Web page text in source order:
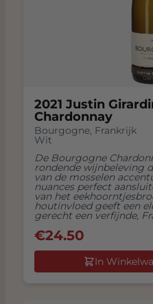
2021 Justin
Chardonnay
Bourgogne, Frankrijk
Wit
De Bourgogne
rondende wijnbeleving
van de mosselen
nuances perfect
van het
houtinvloed geeft een
gerecht een verfijnde,
€24.50
In